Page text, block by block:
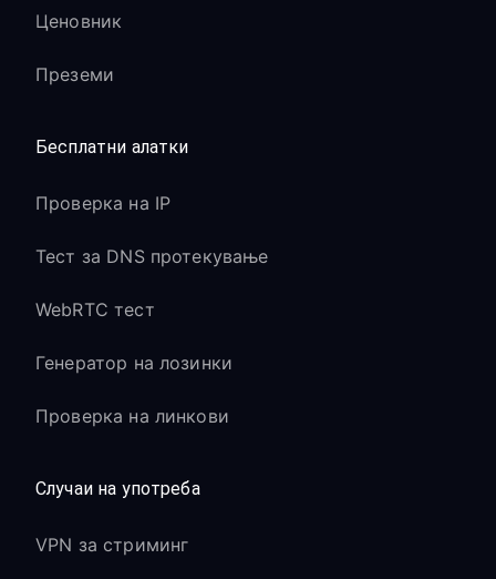
Ценовник
Преземи
Бесплатни алатки
Проверка на IP
Тест за DNS протекување
WebRTC тест
Генератор на лозинки
Проверка на линкови
Случаи на употреба
VPN за стриминг